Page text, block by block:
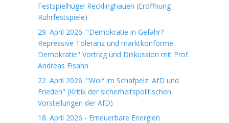
Festspielhügel Recklinghauen (Eröffnung
Ruhrfestspiele)
29. April 2026: "Demokratie in Gefahr?
Repressive Toleranz und marktkonforme
Demokratie" Vortrag und Diskussion mit Prof.
Andreas Fisahn
22. April 2026: "Wolf im Schafpelz: AfD und
Frieden" (Kritik der sicherheitspolitischen
Vorstellungen der AfD)
18. April 2026 - Erneuerbare Energien